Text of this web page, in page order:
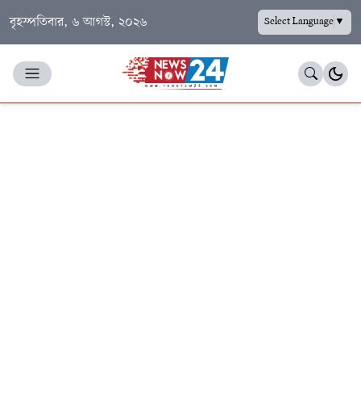
বৃহস্পতিবার, ৬ আগস্ট, ২০২৬ Select Language▼